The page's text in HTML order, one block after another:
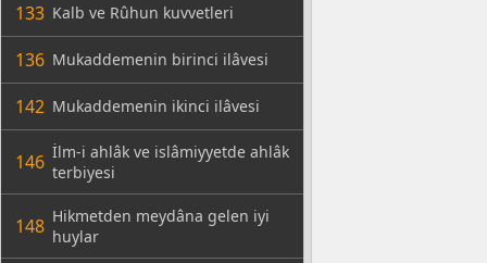
133 Kalb ve Rûhun kuvvetleri
136 Mukaddemenin birinci ilâvesi
142 Mukaddemenin ikinci ilâvesi
146 İlm-i ahlâk ve islâmiyyetde ahlâk
terbiyesi
148 Hikmetden meydâna gelen iyi
huylar